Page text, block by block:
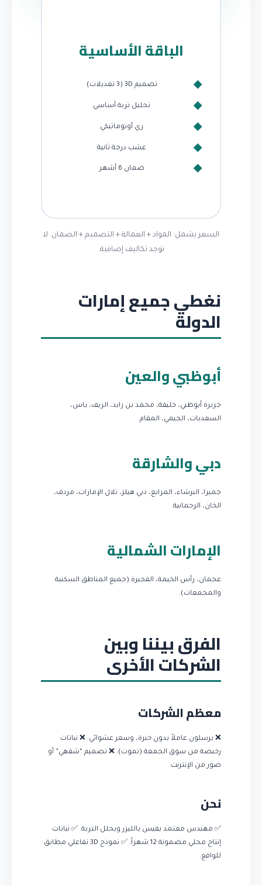
الباقة الأساسية
تصميم 3D (3 تعديلات)
تحليل تربة أساسي
ري أوتوماتيكي
عشب درجة ثانية
ضمان 6 أشهر
السعر يشمل: المواد + العمالة + التصميم + الضمان. لا
توجد تكاليف إضافية.
نغطي جميع إمارات
الدولة
أبوظبي والعين
جزيرة أبوظبي، خليفة، محمد بن زايد، الريف، ياس،
السعديات، الجيمي، المقام.
دبي والشارقة
جميرا، البرشاء، المرابع، دبي هيلز، تلال الإمارات، مردف،
الخان، الرحمانية.
الإمارات الشمالية
عجمان، رأس الخيمة، الفجيرة (جميع المناطق السكنية
والمجمعات).
الفرق بيننا وبين
الشركات الأخرى
معظم الشركات
❌ يرسلون عاملاً بدون خبرة، وسعر عشوائي. ❌ نباتات
رخيصة من سوق الجمعة (تموت). ❌ تصميم “شفهي” أو
صور من الإنترنت.
نحن
✅ مهندس معتمد يقيس بالليزر ويحلل التربة. ✅ نباتات
إنتاج محلي مضمونة 12 شهراً. ✅ نموذج 3D تفاعلي مطابق
للواقع.